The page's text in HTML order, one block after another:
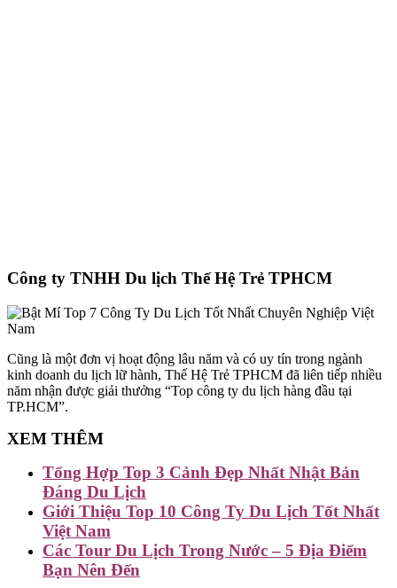
Công ty TNHH Du lịch Thế Hệ Trẻ TPHCM
Cũng là một đơn vị hoạt động lâu năm và có uy tín trong ngành
kinh doanh du lịch lữ hành, Thế Hệ Trẻ TPHCM đã liên tiếp nhiều
năm nhận được giải thưởng “Top công ty du lịch hàng đầu tại
TP.HCM”.
XEM THÊM
Tổng Hợp Top 3 Cảnh Đẹp Nhất Nhật Bản
Đáng Du Lịch
Giới Thiệu Top 10 Công Ty Du Lịch Tốt Nhất
Việt Nam
Các Tour Du Lịch Trong Nước – 5 Địa Điểm
Bạn Nên Đến